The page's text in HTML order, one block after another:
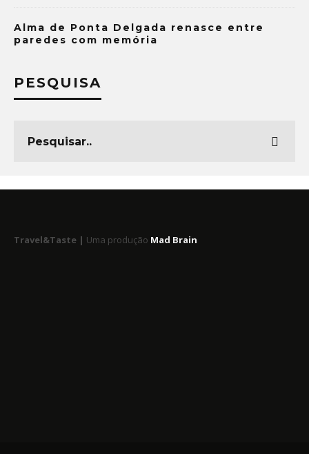
Alma de Ponta Delgada renasce entre
paredes com memória
PESQUISA
Travel&Taste | Uma produção Mad Brain